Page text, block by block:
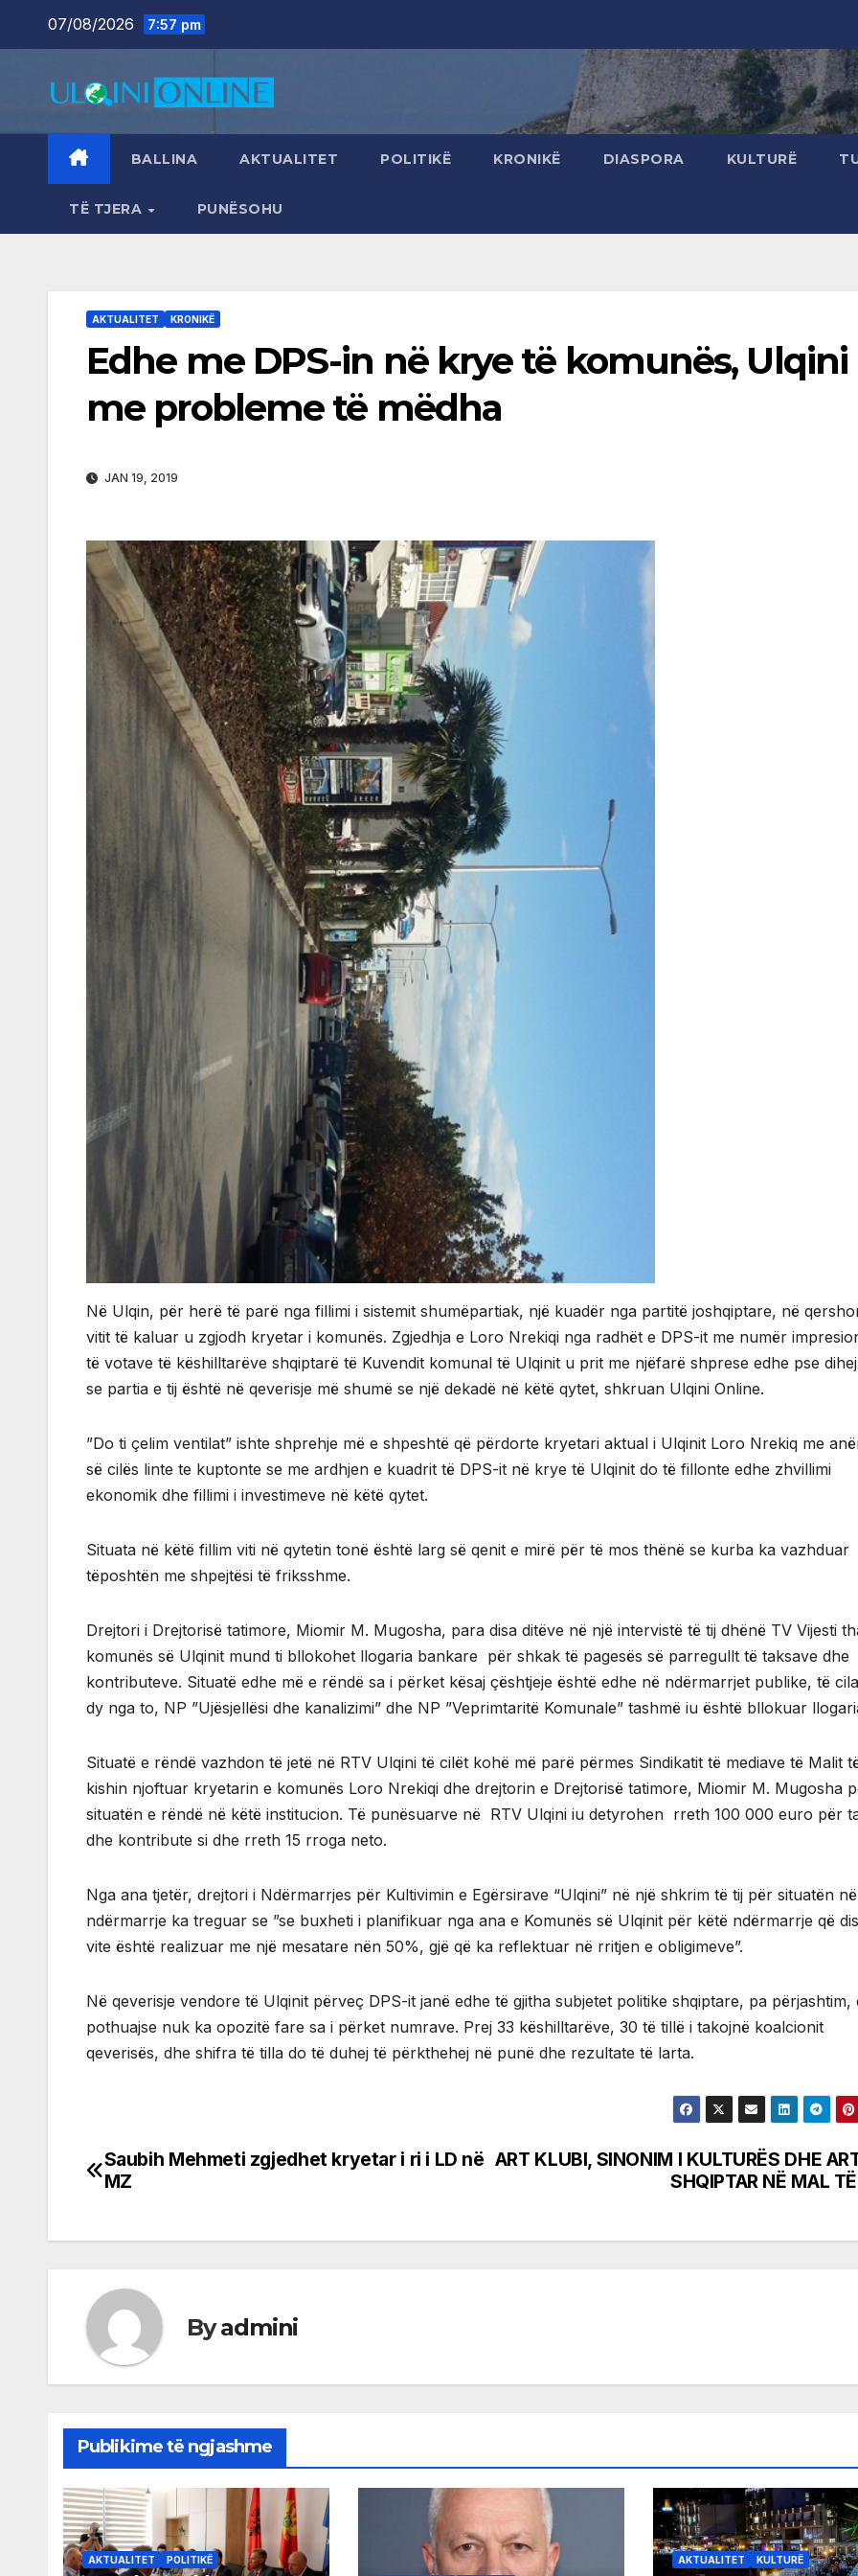
07/08/2026 7:57 pm
BALLINA AKTUALITET POLITIKË KRONIKË DIASPORA KULTURË
TË TJERA PUNËSOHU
AKTUALITET KRONIKË
Edhe me DPS-in në krye të komunës, Ulqini
me probleme të mëdha
JAN 19, 2019
Në Ulqin, për herë të parë nga fillimi i sistemit shumëpartiak, një kuadër nga partitë joshqiptare, në
vitit të kaluar u zgjodh kryetar i komunës. Zgjedhja e Loro Nrekiqi nga radhët e DPS-it me numër
të votave të këshilltarëve shqiptarë të Kuvendit komunal të Ulqinit u prit me njëfarë shprese edhe pse
se partia e tij është në qeverisje më shumë se një dekadë në këtë qytet, shkruan Ulqini Online.
”Do ti çelim ventilat” ishte shprehje më e shpeshtë që përdorte kryetari aktual i Ulqinit Loro Nrekiq me
së cilës linte te kuptonte se me ardhjen e kuadrit të DPS-it në krye të Ulqinit do të fillonte edhe zhvillimi
ekonomik dhe fillimi i investimeve në këtë qytet.
Situata në këtë fillim viti në qytetin tonë është larg së qenit e mirë për të mos thënë se kurba ka vazhduar
tëposhtën me shpejtësi të friksshme.
Drejtori i Drejtorisë tatimore, Miomir M. Mugosha, para disa ditëve në një intervistë të tij dhënë TV Vijesti
komunës së Ulqinit mund ti bllokohet llogaria bankare për shkak të pagesës së parregullt të taksave dhe
kontributeve. Situatë edhe më e rëndë sa i përket kësaj çështjeje është edhe në ndërmarrjet publike, të
dy nga to, NP ”Ujësjellësi dhe kanalizimi” dhe NP ”Veprimtaritë Komunale” tashmë iu është bllokuar
Situatë e rëndë vazhdon të jetë në RTV Ulqini të cilët kohë më parë përmes Sindikatit të mediave të Malit
kishin njoftuar kryetarin e komunës Loro Nrekiqi dhe drejtorin e Drejtorisë tatimore, Miomir M. Mugosha
situatën e rëndë në këtë institucion. Të punësuarve në RTV Ulqini iu detyrohen rreth 100 000 euro për
dhe kontribute si dhe rreth 15 rroga neto.
Nga ana tjetër, drejtori i Ndërmarrjes për Kultivimin e Egërsirave “Ulqini” në një shkrim të tij për situatën
ndërmarrje ka treguar se ”se buxheti i planifikuar nga ana e Komunës së Ulqinit për këtë ndërmarrje që
vite është realizuar me një mesatare nën 50%, gjë që ka reflektuar në rritjen e obligimeve”.
Në qeverisje vendore të Ulqinit përveç DPS-it janë edhe të gjitha subjetet politike shqiptare, pa përjashtim,
pothuajse nuk ka opozitë fare sa i përket numrave. Prej 33 këshilltarëve, 30 të tillë i takojnë koalcionit
qeverisës, dhe shifra të tilla do të duhej të përkthehej në punë dhe rezultate të larta.
Post
ART KLUBI, SINONIM I KULTURËS DHE
SHQIPTAR NË MAL
Saubih Mehmeti zgjedhet kryetar i ri i LD në
MZ
Byadmini
Publikime të ngjashme
AKTUALITET POLITIKË AKTUALITET KULTURË